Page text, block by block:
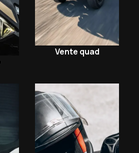
Vente quad